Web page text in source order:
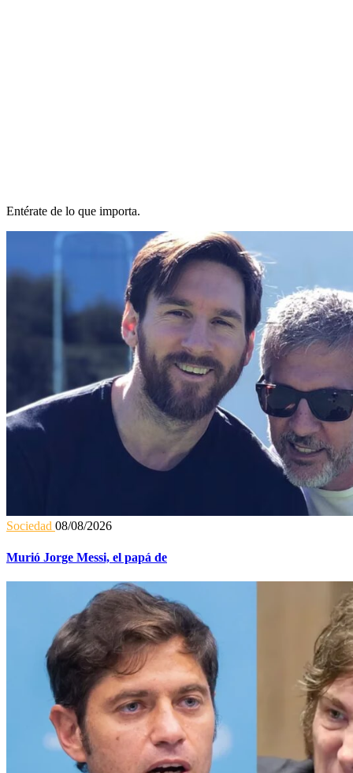
Entérate de lo que importa.
Sociedad 08/08/2026
Murió Jorge Messi, el papá de